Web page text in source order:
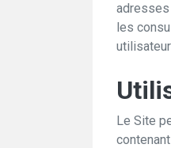
adresses
les
Le Site